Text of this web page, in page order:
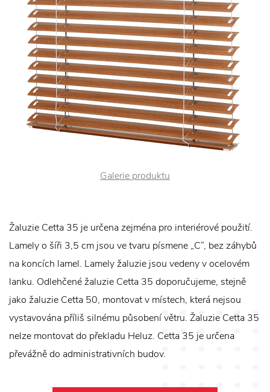
Galerie produktu
Žaluzie Cetta 35 je určena zejména pro interiérové použití.
Lamely o šíři 3,5 cm jsou ve tvaru písmene „C“, bez záhybů
na koncích lamel. Lamely žaluzie jsou vedeny v ocelovém
lanku. Odlehčené žaluzie Cetta 35 doporučujeme, stejně
jako žaluzie Cetta 50, montovat v místech, která nejsou
vystavována příliš silnému působení větru. Žaluzie Cetta 35
nelze montovat do překladu Heluz. Cetta 35 je určena
převážně do administrativních budov.